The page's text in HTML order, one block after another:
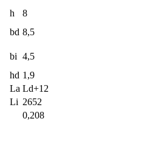
h
8
bd 8,5
bi 4,5
hd 1,9
La Ld+12
Li 2652
0,208